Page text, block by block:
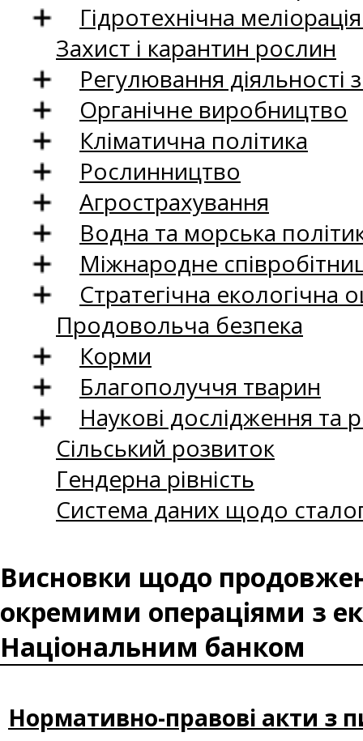
Гідротехнічна
Захист і карантин рослин
Регулювання
Органічне виробництво
Кліматична політика
Рослинництво
Агрострахування
Водна та морська
Міжнародне
Стратегічна екологічна
Продовольча безпека
Корми
Благополуччя тварин
Наукові дослідження та
Сільський розвиток
Гендерна рівність
Система даних щодо
Висновки щодо
окремими операціями з
Національним банком
Нормативно-правові акти з